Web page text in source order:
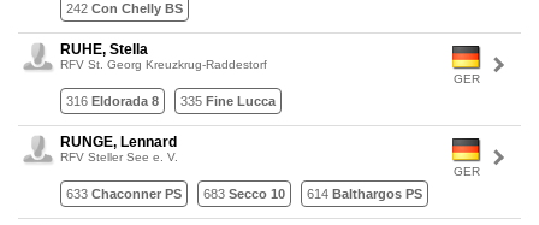
242 Con Chelly BS
GER
RUHE, Stella
RFV St. Georg Kreuzkrug-Raddestorf
316 Eldorada 8 335 Fine Lucca
GER
RUNGE, Lennard
RFV Steller See e. V.
633 Chaconner PS 683 Secco 10 614 Balthargos PS